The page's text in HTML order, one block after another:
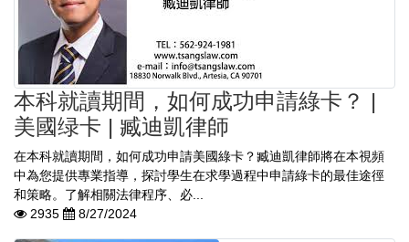
本科就讀期間，如何成功申請綠卡？ |
美國绿卡 | 臧迪凱律師
在本科就讀期間，如何成功申請美國綠卡？臧迪凱律師將在本視頻
中為您提供專業指導，探討學生在求學過程中申請綠卡的最佳途徑
和策略。了解相關法律程序、必...
2935
8/27/2024